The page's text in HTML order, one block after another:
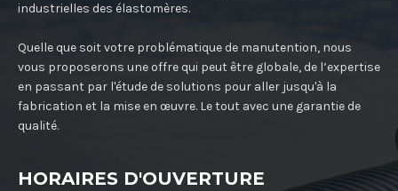
industrielles des élastomères.
Quelle que soit votre problématique de manutention, nous
vous proposerons une offre qui peut être globale, de l’expertise
en passant par l'étude de solutions pour aller jusqu'à la
fabrication et la mise en œuvre. Le tout avec une garantie de
qualité.
HORAIRES D'OUVERTURE